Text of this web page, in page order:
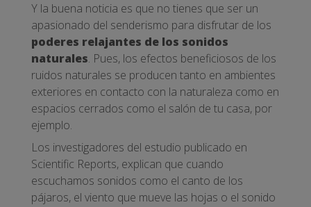
Y la buena noticia es que no tienes que ser un
apasionado del senderismo para disfrutar de los
poderes relajantes de los sonidos
naturales. Pues, los efectos beneficiosos de los
ruidos naturales se producen tanto en ambientes
exteriores en contacto con la naturaleza como en
espacios cerrados como el salón de tu casa, por
ejemplo.
Los investigadores del estudio publicado en
Scientific Reports, explican que cuando
escuchamos sonidos como el canto de los
pájaros, el viento que mueve las hojas o el sonido